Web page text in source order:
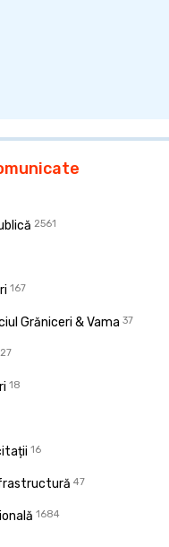
2561
167
Grăniceri & Vama 37
18
16
47
1684